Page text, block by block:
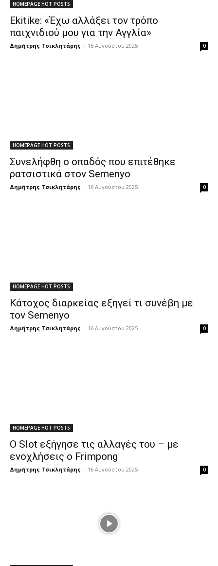
HOMEPAGE HOT POSTS
Ekitike: «Έχω αλλάξει τον τρόπο
παιχνιδιού μου για την Αγγλία»
Δημήτρης Τσικλητάρης - 16 Αυγούστου 2025 0
HOMEPAGE HOT POSTS
Συνελήφθη ο οπαδός που επιτέθηκε
ρατσιστικά στον Semenyo
Δημήτρης Τσικλητάρης - 16 Αυγούστου 2025 0
HOMEPAGE HOT POSTS
Κάτοχος διαρκείας εξηγεί τι συνέβη με
τον Semenyo
Δημήτρης Τσικλητάρης - 16 Αυγούστου 2025 0
HOMEPAGE HOT POSTS
Ο Slot εξήγησε τις αλλαγές του – με
ενοχλήσεις ο Frimpong
Δημήτρης Τσικλητάρης - 16 Αυγούστου 2025 0